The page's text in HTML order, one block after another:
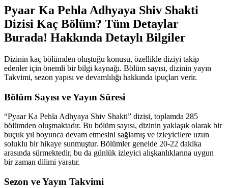
Pyaar Ka Pehla Adhyaya Shiv Shakti
Dizisi Kaç Bölüm? Tüm Detaylar
Burada! Hakkında Detaylı Bilgiler
Dizinin kaç bölümden oluştuğu konusu, özellikle diziyi takip
edenler için önemli bir bilgi kaynağı. Bölüm sayısı, dizinin yayın
Takvimi, sezon yapısı ve devamlılığı hakkında ipuçları verir.
Bölüm Sayısı ve Yayın Süresi
“Pyaar Ka Pehla Adhyaya Shiv Shakti” dizisi, toplamda 285
bölümden oluşmaktadır. Bu bölüm sayısı, dizinin yaklaşık olarak bir
buçuk yıl boyunca devam etmesini sağlamış ve izleyicilere uzun
soluklu bir hikaye sunmuştur. Bölümler genelde 20-22 dakika
arasında sürmektedir, bu da günlük izleyici alışkanlıklarına uygun
bir zaman dilimi yaratır.
Sezon ve Yayın Takvimi